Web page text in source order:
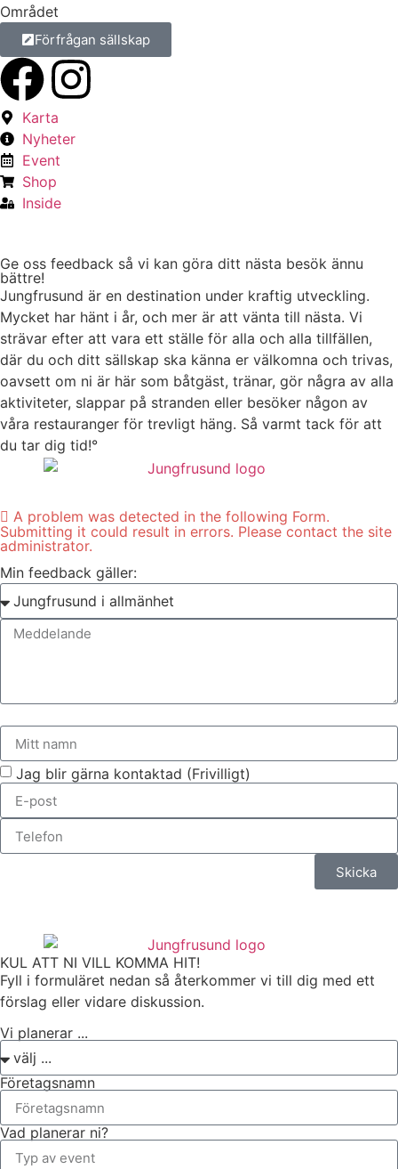
Området
Förfrågan sällskap
Karta
Nyheter
Event
Shop
Inside
Ge oss feedback så vi kan göra ditt nästa besök ännu
bättre!
Jungfrusund är en destination under kraftig utveckling.
Mycket har hänt i år, och mer är att vänta till nästa. Vi
strävar efter att vara ett ställe för alla och alla tillfällen,
där du och ditt sällskap ska känna er välkomna och trivas,
oavsett om ni är här som båtgäst, tränar, gör några av alla
aktiviteter, slappar på stranden eller besöker någon av
våra restauranger för trevligt häng. Så varmt tack för att
du tar dig tid!°
A problem was detected in the following Form.
Submitting it could result in errors. Please contact the site
administrator.
Min feedback gäller:
Jag blir gärna kontaktad (Frivilligt)
Skicka
KUL ATT NI VILL KOMMA HIT!
Fyll i formuläret nedan så återkommer vi till dig med ett
förslag eller vidare diskussion.
Vi planerar ...
Företagsnamn
Vad planerar ni?